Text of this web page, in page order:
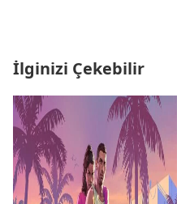
İlginizi Çekebilir